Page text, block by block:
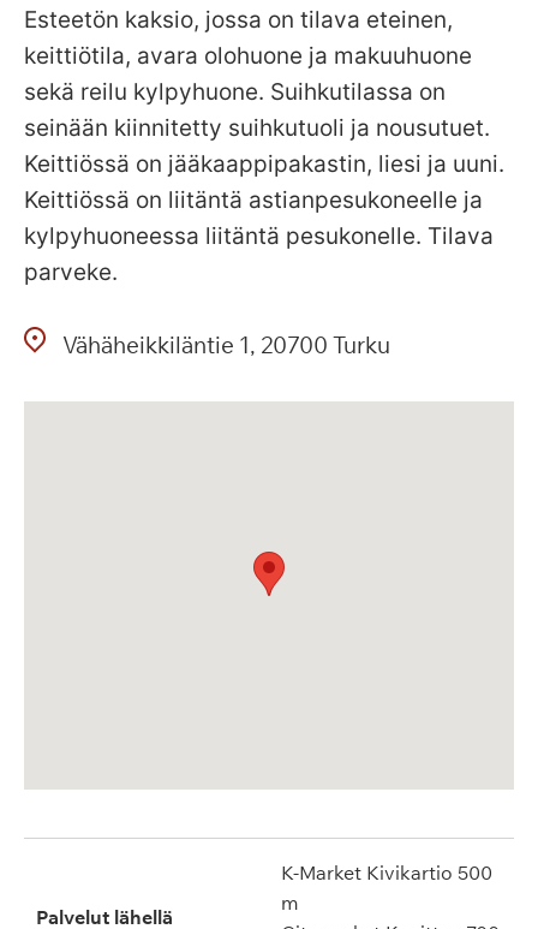
Esteetön kaksio, jossa on tilava eteinen,
keittiötila, avara olohuone ja makuuhuone
sekä reilu kylpyhuone. Suihkutilassa on
seinään kiinnitetty suihkutuoli ja nousutuet.
Keittiössä on jääkaappipakastin, liesi ja uuni.
Keittiössä on liitäntä astianpesukoneelle ja
kylpyhuoneessa liitäntä pesukonelle. Tilava
parveke.
Vähäheikkiläntie 1 20700 Turku
Palvelut lähellä
K-Market Kivikartio 500
m